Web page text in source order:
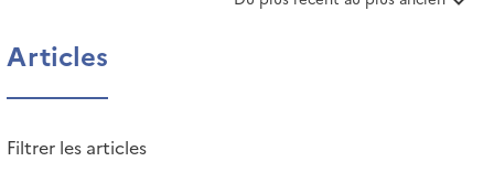
Articles
Filtrer les articles